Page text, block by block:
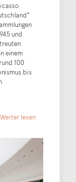
und
einem
100
bis
Weiter lesen